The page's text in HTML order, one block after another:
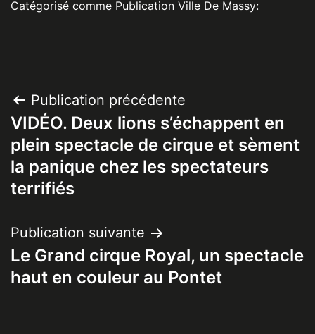
Catégorisé comme Publication Ville De Massy:
Navigation
de
l’article
Publication précédente
VIDÉO. Deux lions s’échappent en
plein spectacle de cirque et sèment
la panique chez les spectateurs
terrifiés
Publication suivante
Le Grand cirque Royal, un spectacle
haut en couleur au Pontet